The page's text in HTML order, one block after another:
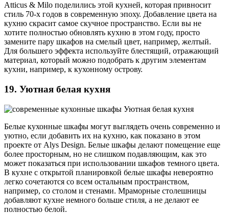
Atticus & Milo поделились этой кухней, которая привносит
стиль 70-х годов в современную эпоху. Добавление цвета на
кухню скрасит самое скучное пространство. Если вы не
хотите полностью обновлять кухню в этом году, просто
замените пару шкафов на смелый цвет, например, желтый.
Для большего эффекта используйте блестящий, отражающий
материал, который можно подобрать к другим элементам
кухни, например, к кухонному острову.
19. Уютная белая кухня
Белые кухонные шкафы могут выглядеть очень современно и
уютно, если добавить их на кухню, как показано в этом
проекте от Alys Design. Белые шкафы делают помещение еще
более просторным, но не слишком подавляющим, как это
может показаться при использовании шкафов темного цвета.
В кухне с открытой планировкой белые шкафы невероятно
легко сочетаются со всем остальным пространством,
например, со столом и стенами. Мраморные столешницы
добавляют кухне немного больше стиля, а не делают ее
полностью белой.